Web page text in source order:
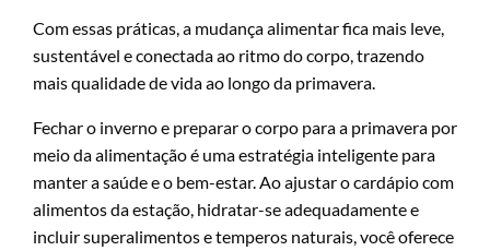
Com essas práticas, a mudança alimentar fica mais leve,
sustentável e conectada ao ritmo do corpo, trazendo
mais qualidade de vida ao longo da primavera.
Fechar o inverno e preparar o corpo para a primavera por
meio da alimentação é uma estratégia inteligente para
manter a saúde e o bem-estar. Ao ajustar o cardápio com
alimentos da estação, hidratar-se adequadamente e
incluir superalimentos e temperos naturais, você oferece